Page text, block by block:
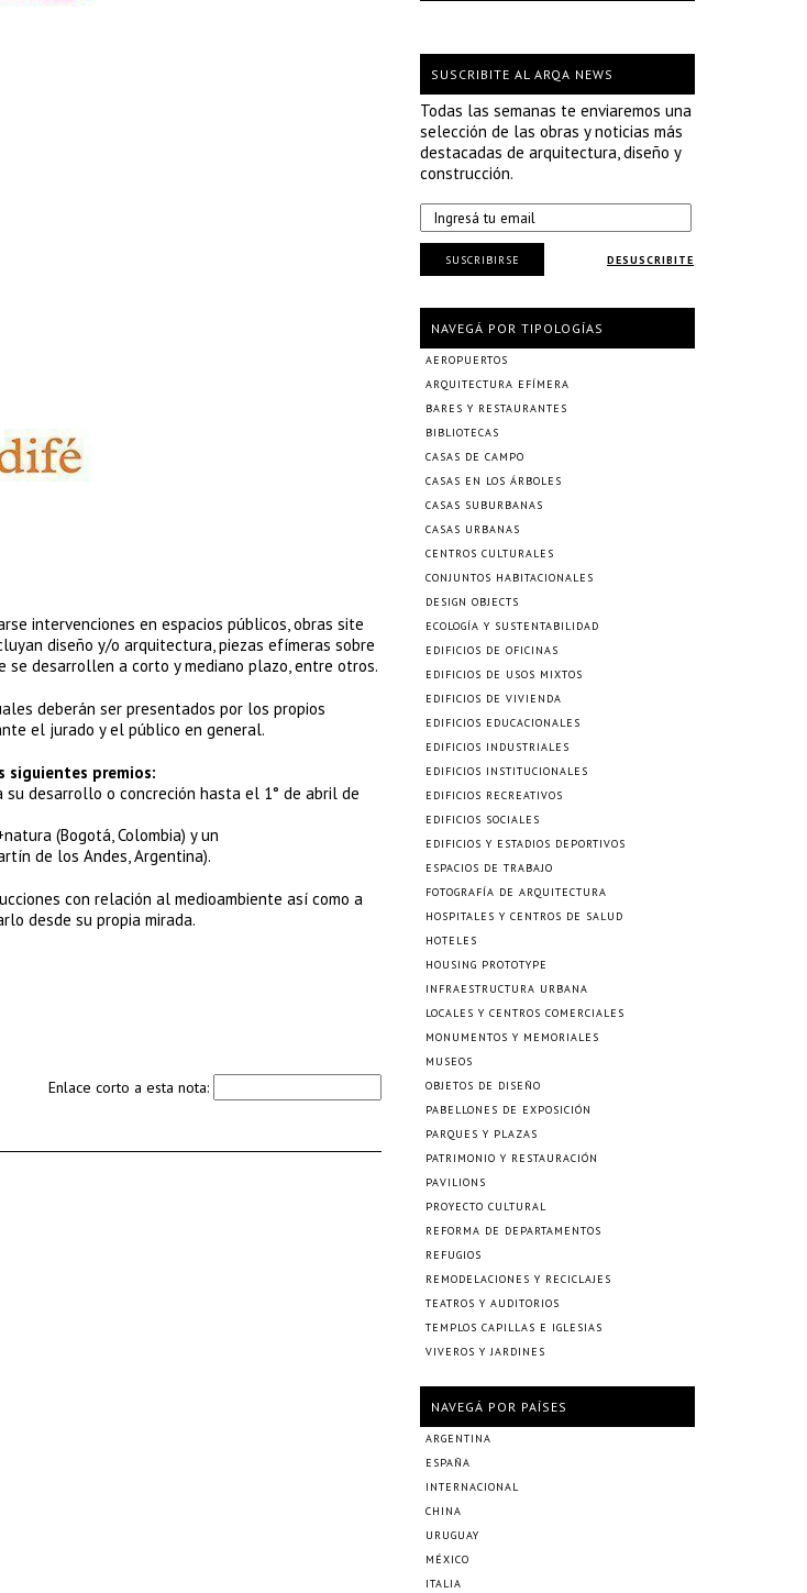
intervenciones en espacios públicos, obras site
diseño y/o arquitectura, piezas efímeras sobre
desarrollen a corto y mediano plazo, entre otros.
deberán ser presentados por los propios
el jurado y el público en general.
siguientes premios:
desarrollo o concreción hasta el 1° de abril de
(Bogotá, Colombia) y un
de los Andes, Argentina).
con relación al medioambiente así como a
desde su propia mirada.
Enlace corto a esta nota:
SUSCRIBITE AL ARQA NEWS
Todas las semanas te enviaremos una
selección de las obras y noticias más
destacadas de arquitectura, diseño y
construcción.
DESUSCRIBITE
SUSCRIBIRSE
NAVEGÁ POR TIPOLOGÍAS
AEROPUERTOS
ARQUITECTURA EFÍMERA
BARES Y RESTAURANTES
BIBLIOTECAS
CASAS DE CAMPO
CASAS EN LOS ÁRBOLES
CASAS SUBURBANAS
CASAS URBANAS
CENTROS CULTURALES
CONJUNTOS HABITACIONALES
DESIGN OBJECTS
ECOLOGÍA Y SUSTENTABILIDAD
EDIFICIOS DE OFICINAS
EDIFICIOS DE USOS MIXTOS
EDIFICIOS DE VIVIENDA
EDIFICIOS EDUCACIONALES
EDIFICIOS INDUSTRIALES
EDIFICIOS INSTITUCIONALES
EDIFICIOS RECREATIVOS
EDIFICIOS SOCIALES
EDIFICIOS Y ESTADIOS DEPORTIVOS
ESPACIOS DE TRABAJO
FOTOGRAFÍA DE ARQUITECTURA
HOSPITALES Y CENTROS DE SALUD
HOTELES
HOUSING PROTOTYPE
INFRAESTRUCTURA URBANA
LOCALES Y CENTROS COMERCIALES
MONUMENTOS Y MEMORIALES
MUSEOS
OBJETOS DE DISEÑO
PABELLONES DE EXPOSICIÓN
PARQUES Y PLAZAS
PATRIMONIO Y RESTAURACIÓN
PAVILIONS
PROYECTO CULTURAL
REFORMA DE DEPARTAMENTOS
REFUGIOS
REMODELACIONES Y RECICLAJES
TEATROS Y AUDITORIOS
TEMPLOS CAPILLAS E IGLESIAS
VIVEROS Y JARDINES
NAVEGÁ POR PAÍSES
ARGENTINA
ESPAÑA
INTERNACIONAL
CHINA
URUGUAY
MÉXICO
ITALIA